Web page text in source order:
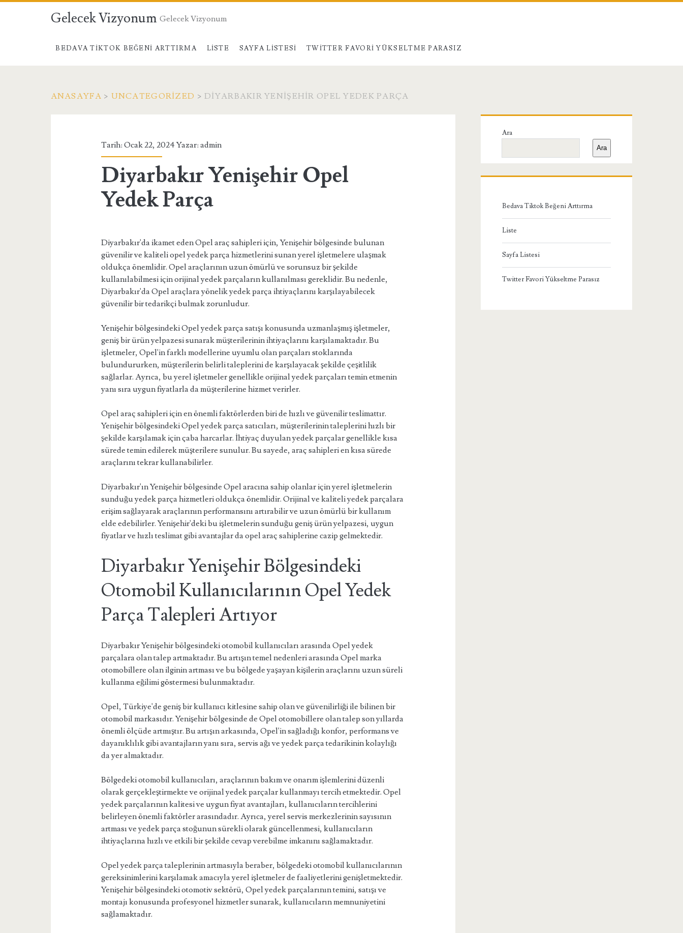
Gelecek Vizyonum Gelecek Vizyonum
BEDAVA TIKTOK BEĞENI ARTTIRMA LISTE SAYFA LISTESI TWITTER FAVORI YÜKSELTME PARASIZ
ANASAYFA > UNCATEGORIZED >DIYARBAKIR YENIŞEHIR OPEL YEDEK PARÇA
Tarih: Ocak 22, 2024 Yazar:admin
Diyarbakır Yenişehir Opel
Yedek Parça
Diyarbakır'da ikamet eden Opel araç sahipleri için, Yenişehir bölgesinde bulunan
güvenilir ve kaliteli opel yedek parça hizmetlerini sunan yerel işletmelere ulaşmak
oldukça önemlidir. Opel araçlarının uzun ömürlü ve sorunsuz bir şekilde
kullanılabilmesi için orijinal yedek parçaların kullanılması gereklidir. Bu nedenle,
Diyarbakır'da Opel araçlara yönelik yedek parça ihtiyaçlarını karşılayabilecek
güvenilir bir tedarikçi bulmak zorunludur.
Yenişehir bölgesindeki Opel yedek parça satışı konusunda uzmanlaşmış işletmeler,
geniş bir ürün yelpazesi sunarak müşterilerinin ihtiyaçlarını karşılamaktadır. Bu
işletmeler, Opel'in farklı modellerine uyumlu olan parçaları stoklarında
bulundururken, müşterilerin belirli taleplerini de karşılayacak şekilde çeşitlilik
sağlarlar. Ayrıca, bu yerel işletmeler genellikle orijinal yedek parçaları temin etmenin
yanı sıra uygun fiyatlarla da müşterilerine hizmet verirler.
Opel araç sahipleri için en önemli faktörlerden biri de hızlı ve güvenilir teslimattır.
Yenişehir bölgesindeki Opel yedek parça satıcıları, müşterilerinin taleplerini hızlı bir
şekilde karşılamak için çaba harcarlar. İhtiyaç duyulan yedek parçalar genellikle kısa
sürede temin edilerek müşterilere sunulur. Bu sayede, araç sahipleri en kısa sürede
araçlarını tekrar kullanabilirler.
Diyarbakır'ın Yenişehir bölgesinde Opel aracına sahip olanlar için yerel işletmelerin
sunduğu yedek parça hizmetleri oldukça önemlidir. Orijinal ve kaliteli yedek parçalara
erişim sağlayarak araçlarının performansını artırabilir ve uzun ömürlü bir kullanım
elde edebilirler. Yenişehir'deki bu işletmelerin sunduğu geniş ürün yelpazesi, uygun
fiyatlar ve hızlı teslimat gibi avantajlar da opel araç sahiplerine cazip gelmektedir.
Diyarbakır Yenişehir Bölgesindeki
Otomobil Kullanıcılarının Opel Yedek
Parça Talepleri Artıyor
Diyarbakır Yenişehir bölgesindeki otomobil kullanıcıları arasında Opel yedek
parçalara olan talep artmaktadır. Bu artışın temel nedenleri arasında Opel marka
otomobillere olan ilginin artması ve bu bölgede yaşayan kişilerin araçlarını uzun süreli
kullanma eğilimi göstermesi bulunmaktadır.
Opel, Türkiye'de geniş bir kullanıcı kitlesine sahip olan ve güvenilirliği ile bilinen bir
otomobil markasıdır. Yenişehir bölgesinde de Opel otomobillere olan talep son yıllarda
önemli ölçüde artmıştır. Bu artışın arkasında, Opel'in sağladığı konfor, performans ve
dayanıklılık gibi avantajların yanı sıra, servis ağı ve yedek parça tedarikinin kolaylığı
da yer almaktadır.
Bölgedeki otomobil kullanıcıları, araçlarının bakım ve onarım işlemlerini düzenli
olarak gerçekleştirmekte ve orijinal yedek parçalar kullanmayı tercih etmektedir. Opel
yedek parçalarının kalitesi ve uygun fiyat avantajları, kullanıcıların tercihlerini
belirleyen önemli faktörler arasındadır. Ayrıca, yerel servis merkezlerinin sayısının
artması ve yedek parça stoğunun sürekli olarak güncellenmesi, kullanıcıların
ihtiyaçlarına hızlı ve etkili bir şekilde cevap verebilme imkanını sağlamaktadır.
Opel yedek parça taleplerinin artmasıyla beraber, bölgedeki otomobil kullanıcılarının
gereksinimlerini karşılamak amacıyla yerel işletmeler de faaliyetlerini genişletmektedir.
Yenişehir bölgesindeki otomotiv sektörü, Opel yedek parçalarının temini, satışı ve
montajı konusunda profesyonel hizmetler sunarak, kullanıcıların memnuniyetini
sağlamaktadır.
Birincil
Yan
Menü
Ara
Ara
Bedava Tiktok Beğeni Arttırma
Liste
Sayfa Listesi
Twitter Favori Yükseltme Parasız